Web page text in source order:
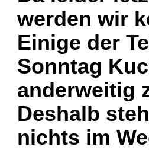
werden wir
Einige der
Sonntag
anderweitig
Deshalb
nichts im